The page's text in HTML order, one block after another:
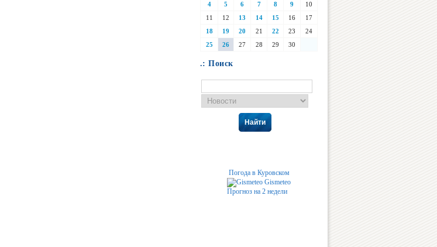
4
5 6 7 8 9
10
11
12 13 14 15 16
17
18
19 20 21 22 23
24
25
26 27 28 29 30
.: Поиск
Найти
Погода в Куровском
Gismeteo
Прогноз на 2 недели